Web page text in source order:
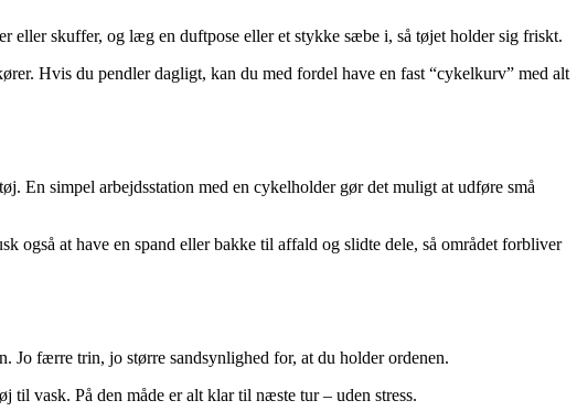
skuffer, og læg en duftpose eller et stykke sæbe i, så tøjet holder sig friskt.
Hvis du pendler dagligt, kan du med fordel have en fast “cykelkurv” med alt
En simpel arbejdsstation med en cykelholder gør det muligt at udføre små
også at have en spand eller bakke til affald og slidte dele, så området forbliver
Jo færre trin, jo større sandsynlighed for, at du holder ordenen.
vask. På den måde er alt klar til næste tur – uden stress.